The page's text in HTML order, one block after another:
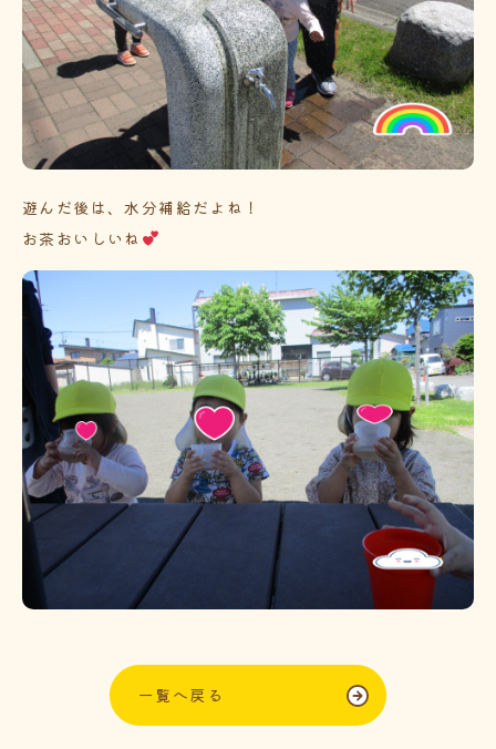
遊んだ後は、水分補給だよね！
お茶おいしいね
一覧へ戻る